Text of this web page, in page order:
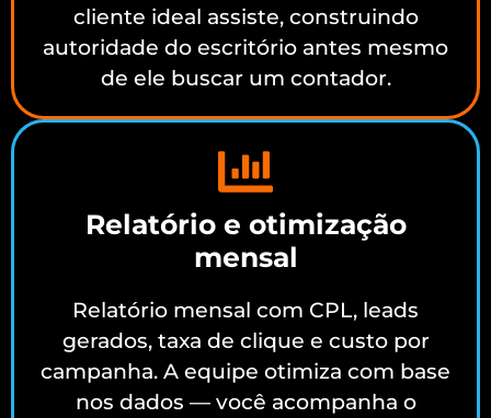
cliente ideal assiste, construindo
autoridade do escritório antes mesmo
de ele buscar um contador.
Relatório e otimização
mensal
Relatório mensal com CPL, leads
gerados, taxa de clique e custo por
campanha. A equipe otimiza com base
nos dados — você acompanha o